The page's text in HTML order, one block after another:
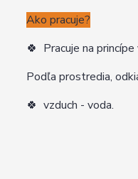
Ako pracuje?
🍀 Pracuje na
Podľa prostredia,
🍀 vzduch - voda.